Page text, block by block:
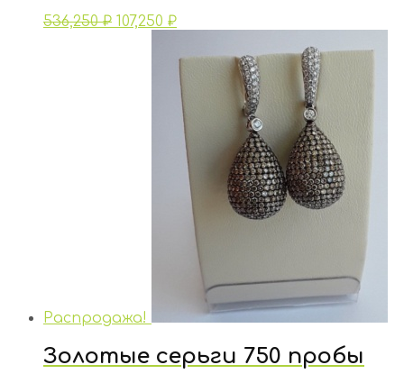
536,250₽ 107,250 ₽
Распродажа!
Золотые серьги 750 пробы